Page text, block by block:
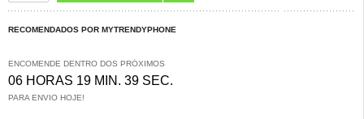
RECOMENDADOS POR MYTRENDYPHONE
ENCOMENDE DENTRO DOS PRÓXIMOS
06 HORAS 19 MIN. 39 SEC.
PARA ENVIO HOJE!